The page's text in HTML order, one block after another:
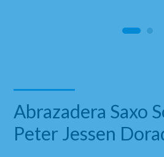
Abrazadera Saxo
Peter Jessen